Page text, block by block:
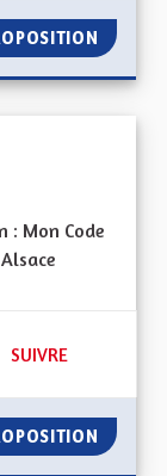
VIREZ
: Mon Code
51 ABONNÉS
SUIVRE
UNE